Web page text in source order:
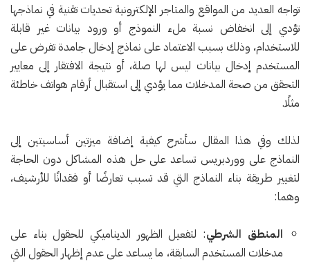
تواجه العديد من المواقع والمتاجر الإلكترونية تحديات تقنية في نماذجها
تؤدي إلى انخفاض نسبة ملء النموذج أو ورود بيانات غير قابلة
للاستخدام، وذلك بسبب الاعتماد على نماذج إدخال جامدة تفرض على
المستخدم إدخال بيانات ليس لها صلة، أو نتيجة الافتقار إلى معايير
التحقق من صحة المدخلات مما يؤدي إلى استقبال أرقام هواتف خاطئة
مثلًا.
لذلك وفي هذا المقال سأشرح كيفية إضافة ميزتين أساسيتين إلى
النماذج على ووردبريس تساعد على حل هذه المشاكل دون الحاجة
لتغيير طريقة بناء النماذج التي قد تسبب تعارضًا أو فقدانًا للأرشيف،
وهما:
المنطق الشرطي: لتفعيل الظهور الديناميكي للحقول بناء على
مدخلات المستخدم السابقة، ما يساعد على عدم إظهار الحقول التي